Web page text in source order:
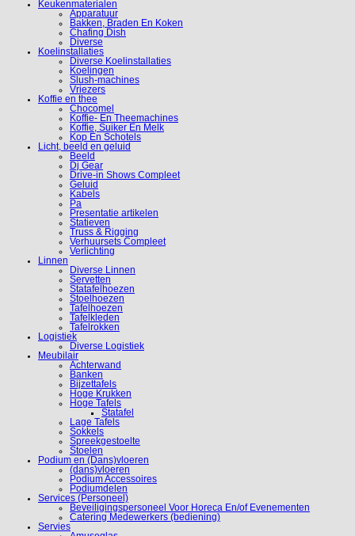
Keukenmaterialen
Apparatuur
Bakken, Braden En Koken
Chafing Dish
Diverse
Koelinstallaties
Diverse Koelinstallaties
Koelingen
Slush-machines
Vriezers
Koffie en thee
Chocomel
Koffie- En Theemachines
Koffie, Suiker En Melk
Kop En Schotels
Licht, beeld en geluid
Beeld
Dj Gear
Drive-in Shows Compleet
Geluid
Kabels
Pa
Presentatie artikelen
Statieven
Truss & Rigging
Verhuursets Compleet
Verlichting
Linnen
Diverse Linnen
Servetten
Statafelhoezen
Stoelhoezen
Tafelhoezen
Tafelkleden
Tafelrokken
Logistiek
Diverse Logistiek
Meubilair
Achterwand
Banken
Bijzettafels
Hoge Krukken
Hoge Tafels
Statafel
Lage Tafels
Sokkels
Spreekgestoelte
Stoelen
Podium en (Dans)vloeren
(dans)vloeren
Podium Accessoires
Podiumdelen
Services (Personeel)
Beveiligingspersoneel Voor Horeca En/of Evenementen
Catering Medewerkers (bediening)
Servies